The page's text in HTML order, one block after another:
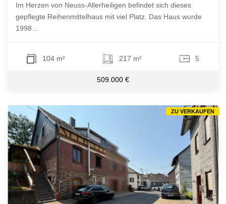
Im Herzen von Neuss-Allerheiligen befindet sich dieses
gepflegte Reihenmittelhaus mit viel Platz. Das Haus wurde
1998...
104 m² 217 m² 5
509.000 €
ZU VERKAUFEN